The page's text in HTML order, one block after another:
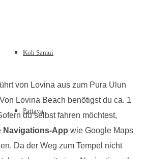
Koh Samui
Pattaya
von Lovina aus zum Pura Ulun
Lovina Beach benötigst du ca. 1
du selbst fahren möchtest,
Navigations-App wie Google Maps
Da der Weg zum Tempel nicht